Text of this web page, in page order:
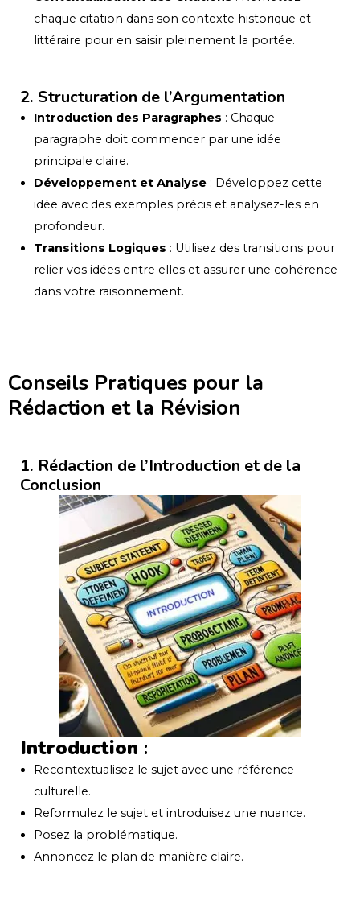
chaque citation dans son contexte historique et
littéraire pour en saisir pleinement la portée.
2. Structuration de l’Argumentation
Introduction des Paragraphes : Chaque
paragraphe doit commencer par une idée
principale claire.
Développement et Analyse : Développez cette
idée avec des exemples précis et analysez-les en
profondeur.
Transitions Logiques : Utilisez des transitions pour
relier vos idées entre elles et assurer une cohérence
dans votre raisonnement.
Conseils Pratiques pour la
Rédaction et la Révision
1. Rédaction de l’Introduction et de la
Conclusion
Introduction :
Recontextualisez le sujet avec une référence
culturelle.
Reformulez le sujet et introduisez une nuance.
Posez la problématique.
Annoncez le plan de manière claire.